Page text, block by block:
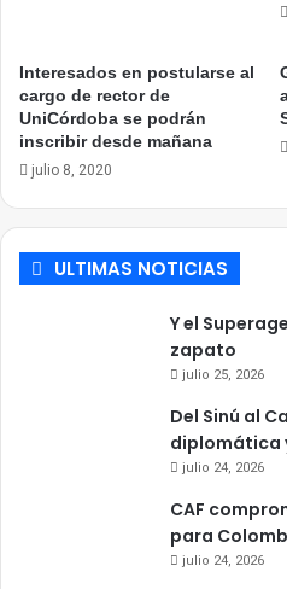
Interesados en postularse al
cargo de rector de
UniCórdoba se podrán
inscribir desde mañana
julio 8, 2020
ULTIMAS NOTICIAS
Y el
zapato
julio 25, 2026
Del Sinú al
diplomática
julio 24, 2026
CAF
para
julio 24, 2026